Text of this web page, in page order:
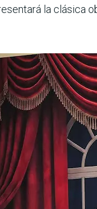
la clásica